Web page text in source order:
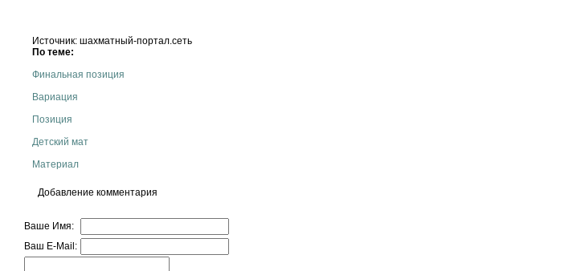
Источник: шахматный-портал.сеть
По теме:
Финальная позиция
Вариация
Позиция
Детский мат
Материал
Добавление комментария
Ваше Имя:
Ваш E-Mail: